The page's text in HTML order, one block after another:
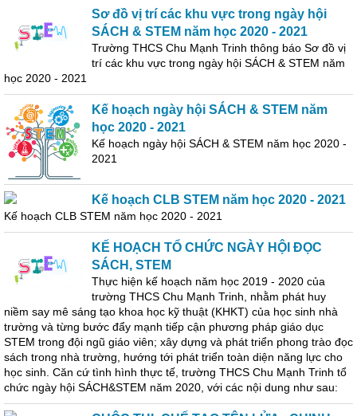
Sơ đồ vị trí các khu vực trong ngày hội
SÁCH & STEM năm học 2020 - 2021
Trường THCS Chu Mạnh Trinh thông báo Sơ đồ vị
trí các khu vực trong ngày hội SÁCH & STEM năm
học 2020 - 2021
Kế hoạch ngày hội SÁCH & STEM năm
học 2020 - 2021
Kế hoạch ngày hội SÁCH & STEM năm học 2020 -
2021
Kế hoạch CLB STEM năm học 2020 - 2021
Kế hoạch CLB STEM năm học 2020 - 2021
KẾ HOẠCH TỔ CHỨC NGÀY HỘI ĐỌC
SÁCH, STEM
Thực hiện kế hoạch năm học 2019 - 2020 của
trường THCS Chu Mạnh Trinh, nhằm phát huy
niềm say mê sáng tạo khoa học kỹ thuật (KHKT) của học sinh nhà
trường và từng bước đẩy mạnh tiếp cận phương pháp giáo dục
STEM trong đội ngũ giáo viên; xây dựng và phát triển phong trào đọc
sách trong nhà trường, hướng tới phát triển toàn diện năng lực cho
học sinh. Căn cứ tình hình thực tế, trường THCS Chu Mạnh Trinh tổ
chức ngày hội SÁCH&STEM năm 2020, với các nội dung như sau: